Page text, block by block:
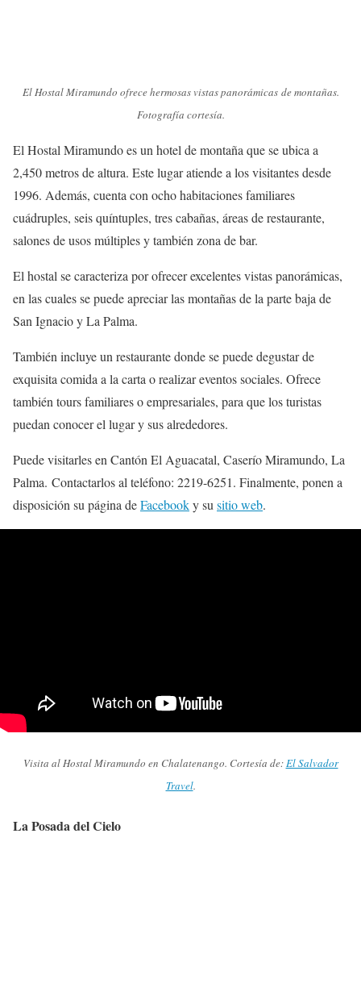
El Hostal Miramundo ofrece hermosas vistas panorámicas de montañas.
Fotografía cortesía.
El Hostal Miramundo es un hotel de montaña que se ubica a
2,450 metros de altura. Este lugar atiende a los visitantes desde
1996. Además, cuenta con ocho habitaciones familiares
cuádruples, seis quíntuples, tres cabañas, áreas de restaurante,
salones de usos múltiples y también zona de bar.
El hostal se caracteriza por ofrecer excelentes vistas panorámicas,
en las cuales se puede apreciar las montañas de la parte baja de
San Ignacio y La Palma.
También incluye un restaurante donde se puede degustar de
exquisita comida a la carta o realizar eventos sociales. Ofrece
también tours familiares o empresariales, para que los turistas
puedan conocer el lugar y sus alrededores.
Puede visitarles en Cantón El Aguacatal, Caserío Miramundo, La
Palma. Contactarlos al teléfono: 2219-6251. Finalmente, ponen a
disposición su página deFacebooky susitio web.
Visita al Hostal Miramundo en Chalatenango. Cortesía de:El Salvador
Travel.
La Posada del Cielo